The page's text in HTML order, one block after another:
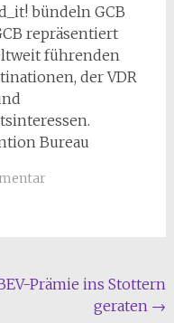
bündeln GCB
repräsentiert
führenden
der VDR
Bureau
Prämie ins Stottern
geraten →